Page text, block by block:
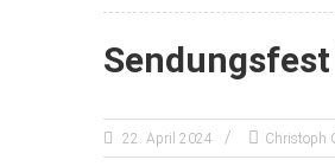
22. April 2024 Christoph